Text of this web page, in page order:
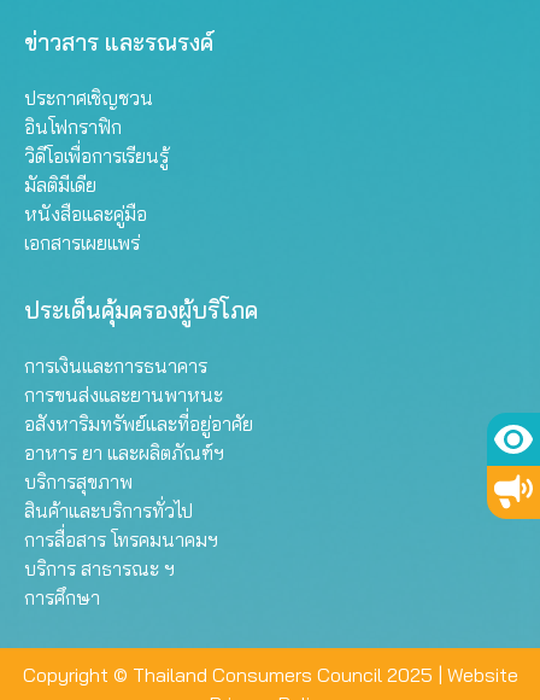
ข่าวสาร และรณรงค์
ประกาศเชิญชวน
อินโฟกราฟิก
วิดีโอเพื่อการเรียนรู้
มัลติมีเดีย
หนังสือและคู่มือ
เอกสารเผยแพร่
ประเด็นคุ้มครองผู้บริโภค
การเงินและการธนาคาร
การขนส่งและยานพาหนะ
อสังหาริมทรัพย์และที่อยู่อาศัย
อาหาร ยา และผลิตภัณฑ์ฯ
บริการสุขภาพ
สินค้าและบริการทั่วไป
การสื่อสาร โทรคมนาคมฯ
บริการ สาธารณะ ฯ
การศึกษา
Copyright © Thailand Consumers Council 2025 | Website